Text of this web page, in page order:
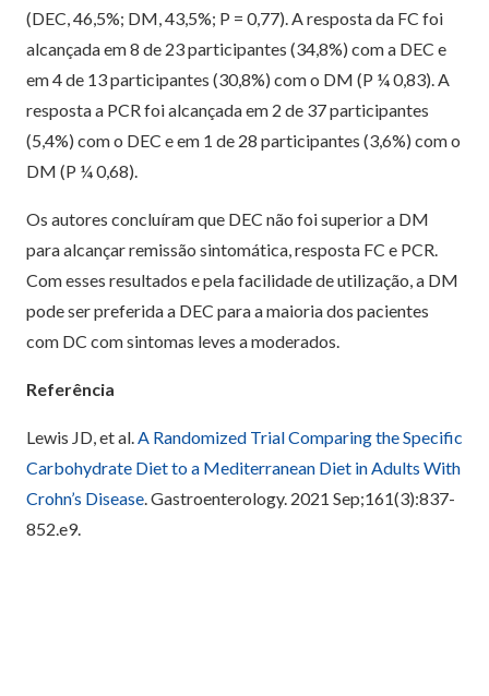
(DEC, 46,5%; DM, 43,5%; P = 0,77). A resposta da FC foi
alcançada em 8 de 23 participantes (34,8%) com a DEC e
em 4 de 13 participantes (30,8%) com o DM (P ¼ 0,83). A
resposta a PCR foi alcançada em 2 de 37 participantes
(5,4%) com o DEC e em 1 de 28 participantes (3,6%) com o
DM (P ¼ 0,68).
Os autores concluíram que DEC não foi superior a DM
para alcançar remissão sintomática, resposta FC e PCR.
Com esses resultados e pela facilidade de utilização, a DM
pode ser preferida a DEC para a maioria dos pacientes
com DC com sintomas leves a moderados.
Referência
Lewis JD, et al.A Randomized Trial Comparing the Specific
Carbohydrate Diet to a Mediterranean Diet in Adults With
Crohn’s Disease. Gastroenterology. 2021 Sep;161(3):837-
852.e9.